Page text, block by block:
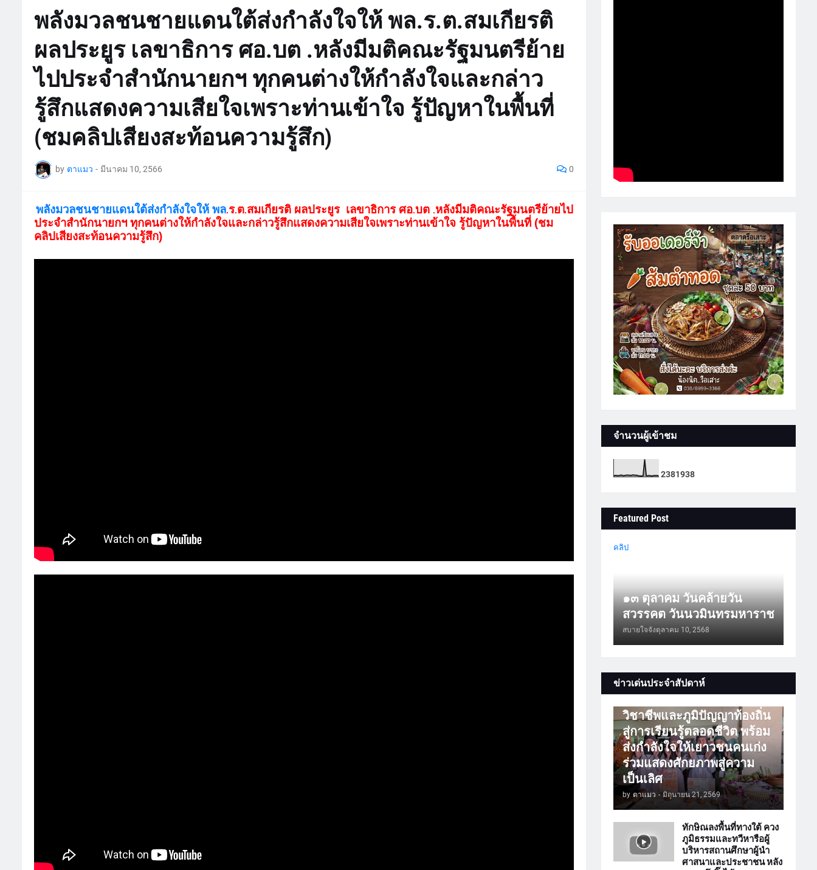
พลังมวลชนชายแดนใต้ส่งกำลังใจให้ พล.ร.ต.สมเกียรติ
ผลประยูร เลขาธิการ ศอ.บต .หลังมีมติคณะรัฐมนตรีย้าย
ไปประจำสำนักนายกฯ ทุกคนต่างให้กำลังใจและกล่าว
รู้สึกแสดงความเสียใจเพราะท่านเข้าใจ รู้ปัญหาในพื้นที่
(ชมคลิปเสียงสะท้อนความรู้สึก)
by ตาแมว - มีนาคม 10, 2566 0
พลังมวลชนชายแดนใต้ส่งกำลังใจให้ พล.ร.ต.สมเกียรติ ผลประยูร เลขาธิการ ศอ.บต .หลังมีมติคณะรัฐมนตรีย้ายไป
ประจำสำนักนายกฯทุกคนต่างให้กำลังใจและกล่าวรู้สึกแสดงความเสียใจเพราะท่านเข้าใจ รู้ปัญหาในพื้นที่ (ชม
คลิปเสียงสะท้อนความรู้สึก)
จำนวนผู้เข้าชม
2381938
Featured Post
คลิป
๑๓ ตุลาคม วันคล้ายวัน
สวรรคต วันนวมินทรมหาราช
สบายใจจังตุลาคม 10, 2568
ข่าวเด่นประจำสัปดาห์
การศึกษา
วิชาชีพและภูมิปัญญาท้องถิ่น
สู่การเรียนรู้ตลอดชีวิต พร้อม
ส่งกำลังใจให้เยาวชนคนเก่ง
ร่วมแสดงศักยภาพสู่ความ
เป็นเลิศ
by ตาแมว - มิถุนายน 21, 2569
ทักษิณลงพื้นที่ทางใต้ ควง
ภูมิธรรมและทวีหารือผู้
บริหารสถานศึกษาผู้นำ
ศาสนาและประชาชน หลัง